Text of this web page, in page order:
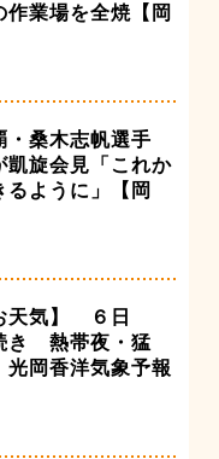
業場を全焼【岡
・桑木志帆選手
凱旋会見「これか
るように」【岡
天気】 ６日
き 熱帯夜・猛
岡香洋気象予報